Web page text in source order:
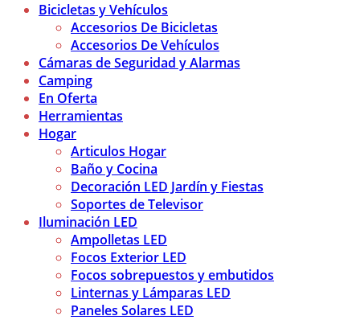
Bicicletas y Vehículos
Accesorios De Bicicletas
Accesorios De Vehículos
Cámaras de Seguridad y Alarmas
Camping
En Oferta
Herramientas
Hogar
Articulos Hogar
Baño y Cocina
Decoración LED Jardín y Fiestas
Soportes de Televisor
Iluminación LED
Ampolletas LED
Focos Exterior LED
Focos sobrepuestos y embutidos
Linternas y Lámparas LED
Paneles Solares LED